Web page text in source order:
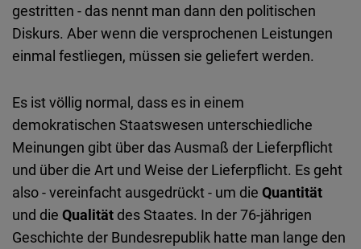
gestritten - das nennt man dann den politischen
Diskurs. Aber wenn die versprochenen Leistungen
einmal festliegen, müssen sie geliefert werden.
Es ist völlig normal, dass es in einem
demokratischen Staatswesen unterschiedliche
Meinungen gibt über das Ausmaß der Lieferpflicht
und über die Art und Weise der Lieferpflicht. Es geht
also - vereinfacht ausgedrückt - um die Quantität
und die Qualität des Staates. In der 76-jährigen
Geschichte der Bundesrepublik hatte man lange den